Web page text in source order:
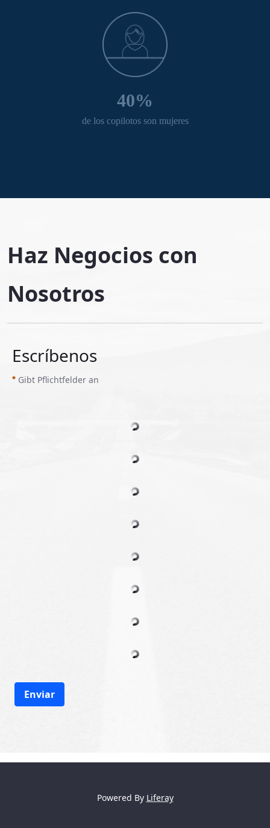
40%
de los copilotos son mujeres
Haz Negocios con
Nosotros
Escríbenos
Gibt Pflichtfelder an
Enviar
Powered By Liferay